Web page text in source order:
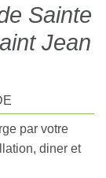
Sainte
Jean
par votre
diner et